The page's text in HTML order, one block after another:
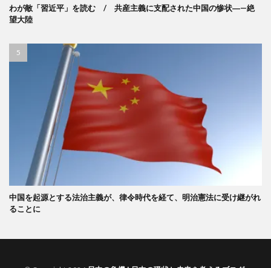
わが敵「習近平」を読む / 共産主義に支配された中国の惨状―—絶
望大陸
中国を起源とする法治主義が、律令時代を経て、明治憲法に受け継がれ
ることに